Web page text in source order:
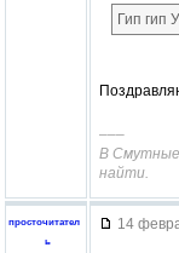
Гип гип
–––
В Смутные
найти.
просточитател
ь
14